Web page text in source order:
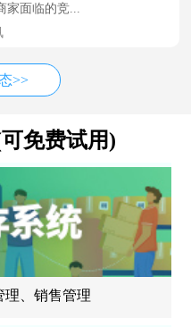
面临的竞...
>>
免费试用)
理、销售管理